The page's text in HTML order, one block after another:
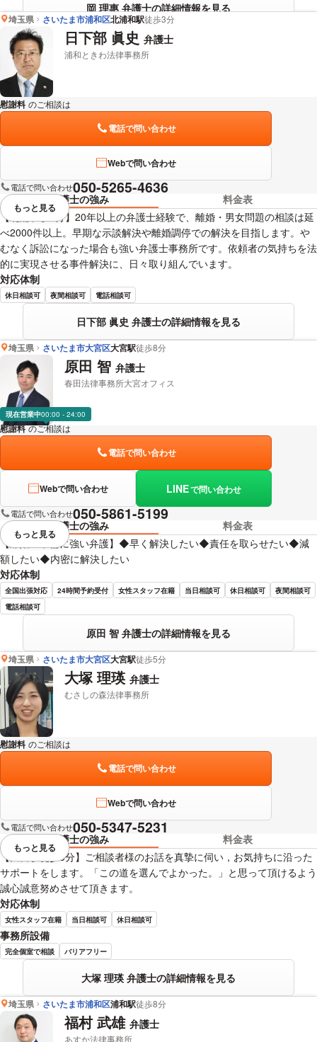
岡 理惠 弁護士の詳細情報を見る
埼玉県 さいたま市浦和区北浦和駅徒歩3分
日下部 眞史 弁護士
浦和ときわ法律事務所
慰謝料 のご相談は
電話で問い合わせ
Webで問い合わせ
電話で問い合わせ050-5265-4636
弁護士の強み
料金表
【北浦和駅4分】20年以上の弁護士経験で、離婚・男女問題の相談は延
べ2000件以上。早期な示談解決や離婚調停での解決を目指します。や
むなく訴訟になった場合も強い弁護士事務所です。依頼者の気持ちを法
的に実現させる事件解決に、日々取り組んでいます。
対応体制
休日相談可 夜間相談可 電話相談可
日下部 眞史 弁護士の詳細情報を見る
視覚的に省略されている要素を
もっと見る
埼玉県 さいたま市大宮区大宮駅徒歩8分
原田 智 弁護士
春田法律事務所大宮オフィス
現在営業中00:00 - 24:00
慰謝料 のご相談は
電話で問い合わせ
Webで問い合わせ LINEで問い合わせ
電話で問い合わせ050-5861-5199
弁護士の強み
料金表
【離婚・不倫に強い弁護】◆早く解決したい◆責任を取らせたい◆減
額したい◆内密に解決したい
対応体制
全国出張対応 24時間予約受付 女性スタッフ在籍 当日相談可 休日相談可
夜間相談可
電話相談可
原田 智 弁護士の詳細情報を見る
視覚的に省略されている要素を
もっと見る
埼玉県 さいたま市大宮区大宮駅徒歩5分
大塚 理瑛 弁護士
むさしの森法律事務所
慰謝料 のご相談は
電話で問い合わせ
Webで問い合わせ
電話で問い合わせ050-5347-5231
弁護士の強み
料金表
【大宮駅徒歩5分】ご相談者様のお話を真摯に伺い，お気持ちに沿った
サポートをします。「この道を選んでよかった。」と思って頂けるよう
誠心誠意努めさせて頂きます。
対応体制
女性スタッフ在籍 当日相談可 休日相談可
事務所設備
完全個室で相談 バリアフリー
大塚 理瑛 弁護士の詳細情報を見る
視覚的に省略されている要素を
もっと見る
埼玉県 さいたま市浦和区浦和駅徒歩8分
福村 武雄 弁護士
あすか法律事務所